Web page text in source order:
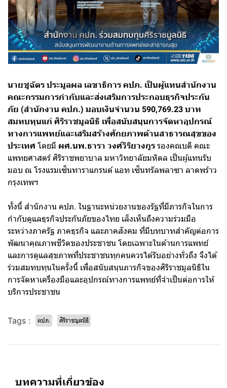
นายชูฉัตร ประมูลผล เลขาธิการ คปภ. เป็นผู้แทนสำนักงาน
คณะกรรมการกำกับและส่งเสริมการประกอบธุรกิจประกัน
ภัย (สำนักงาน คปภ.) มอบเงินจำนวน 590,769.23 บาท
สมทบทุนแก่ ศิริราชมูลนิธิ เพื่อสนับสนุนการจัดหาอุปกรณ์
ทางการแพทย์และเสริมสร้างศักยภาพด้านสาธารณสุขของ
ประเทศ โดยมี ผศ.นพ.ธารา วงศ์วิริยางกูร รองคณบดี คณะ
แพทยศาสตร์ ศิริราชพยาบาล มหาวิทยาลัยมหิดล เป็นผู้แทนรับ
มอบ ณ โรงแรมเซ็นทาราแกรนด์ แอท เซ็นทรัลพลาซา ลาดพร้าว
กรุงเทพฯ
ทั้งนี้ สำนักงาน คปภ. ในฐานะหน่วยงานของรัฐที่มีภารกิจในการ
กำกับดูแลธุรกิจประกันภัยของไทย เล็งเห็นถึงความร่วมมือ
ระหว่างภาครัฐ ภาคธุรกิจ และภาคสังคม ที่มีบทบาทสำคัญต่อการ
พัฒนาคุณภาพชีวิตของประชาชน โดยเฉพาะในด้านการแพทย์
และการดูแลสุขภาพที่ประชาชนทุกคนควรได้รับอย่างทั่วถึง จึงได้
ร่วมสมทบทุนในครั้งนี้ เพื่อสนับสนุนภารกิจของศิริราชมูลนิธิใน
การจัดหาเครื่องมือและอุปกรณ์ทางการแพทย์ที่จำเป็นต่อการให้
บริการประชาชน
Tags : คปภ. ศิริราชมูลนิธิ
บทความที่เกี่ยวข้อง